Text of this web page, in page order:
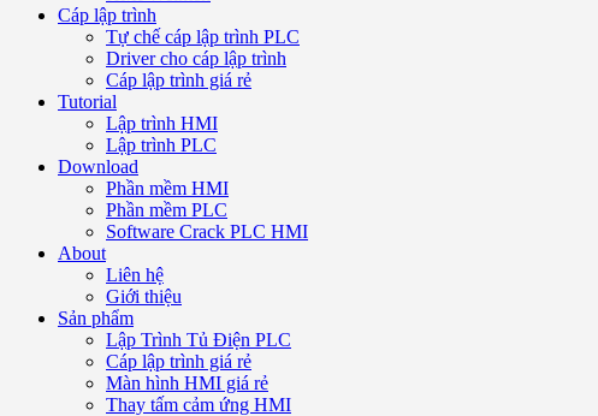
Cáp lập trình
Tự chế cáp lập trình PLC
Driver cho cáp lập trình
Cáp lập trình giá rẻ
Tutorial
Lập trình HMI
Lập trình PLC
Download
Phần mềm HMI
Phần mềm PLC
Software Crack PLC HMI
About
Liên hệ
Giới thiệu
Sản phẩm
Lập Trình Tủ Điện PLC
Cáp lập trình giá rẻ
Màn hình HMI giá rẻ
Thay tấm cảm ứng HMI